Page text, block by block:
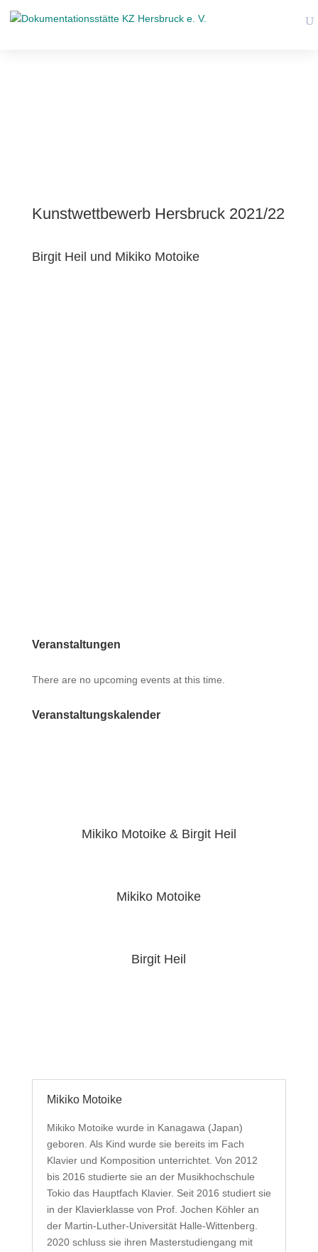
Kunstwettbewerb Hersbruck 2021/22
Birgit Heil und Mikiko Motoike
Veranstaltungen
There are no upcoming events at this time.
Veranstaltungskalender
Mikiko Motoike & Birgit Heil
Mikiko Motoike
Birgit Heil
Mikiko Motoike
Mikiko Motoike wurde in Kanagawa (Japan)
geboren. Als Kind wurde sie bereits im Fach
Klavier und Komposition unterrichtet. Von 2012
bis 2016 studierte sie an der Musikhochschule
Tokio das Hauptfach Klavier. Seit 2016 studiert sie
in der Klavierklasse von Prof. Jochen Köhler an
der Martin-Luther-Universität Halle-Wittenberg.
2020 schluss sie ihren Masterstudiengang mit